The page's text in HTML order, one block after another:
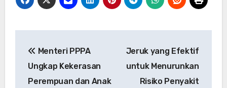
pos
Menteri PPPA
Ungkap Kekerasan
Perempuan dan Anak
Jeruk yang Efektif
untuk Menurunkan
Risiko Penyakit